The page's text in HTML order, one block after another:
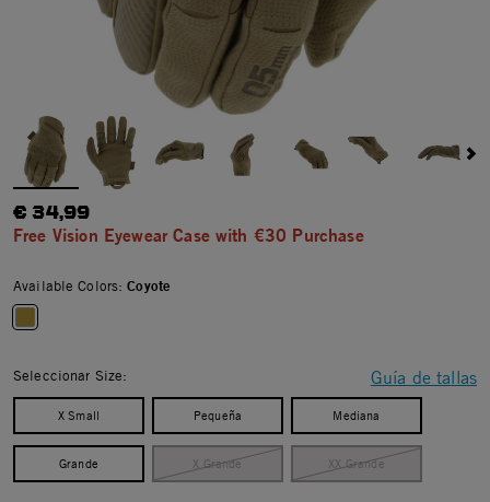
€ 34,99
Free Vision Eyewear Case with €30 Purchase
Available Colors:Coyote
Guía de tallas
Seleccionar Size:
X Small Pequeña Mediana
Grande X Grande XX Grande